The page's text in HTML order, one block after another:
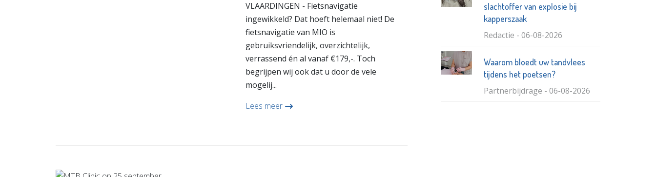
VLAARDINGEN - Fietsnavigatie
ingewikkeld? Dat hoeft helemaal niet! De
fietsnavigatie van MIO is
gebruiksvriendelijk, overzichtelijk,
verrassend én al vanaf €179,-. Toch
begrijpen wij ook dat u door de vele
mogelij...
Lees meer
slachtoffer van explosie bij
kapperszaak
Redactie - 06-08-2026
Waarom bloedt uw tandvlees
tijdens het poetsen?
Partnerbijdrage - 06-08-2026